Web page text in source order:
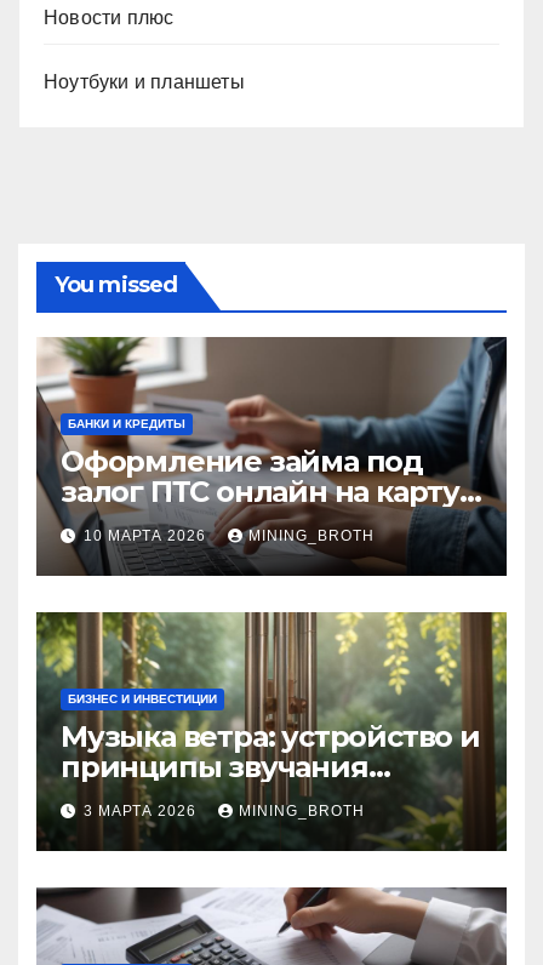
Новости плюс
Ноутбуки и планшеты
You missed
БАНКИ И КРЕДИТЫ
Оформление займа под
залог ПТС онлайн на карту
без визита в офис: порядок,
требования и документы
10 МАРТА 2026 MINING_BROTH
БИЗНЕС И ИНВЕСТИЦИИ
Музыка ветра: устройство и
принципы звучания
колокольчиков
3 МАРТА 2026 MINING_BROTH